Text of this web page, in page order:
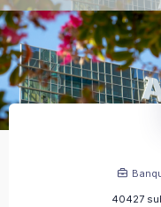
40427
Banque
Décryptage